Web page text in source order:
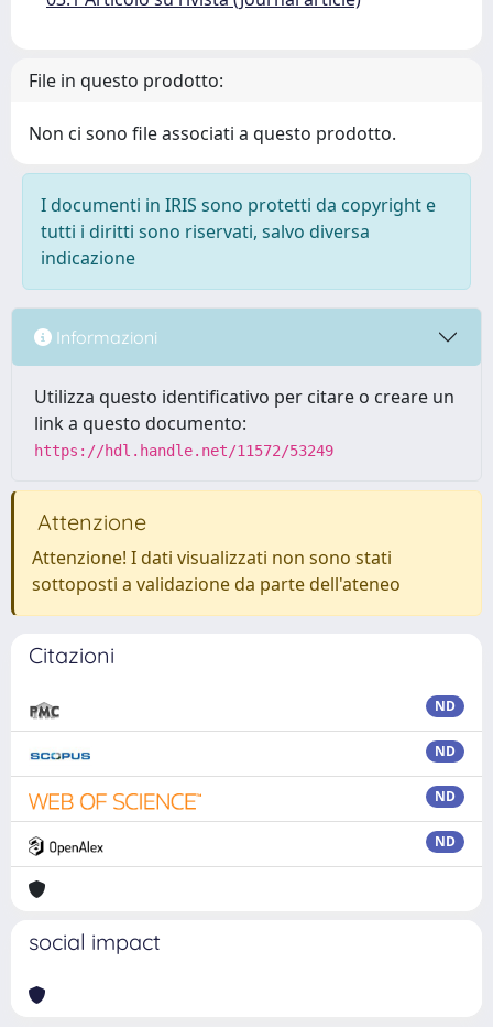
File in questo prodotto:
Non ci sono file associati a questo prodotto.
I documenti in IRIS sono protetti da copyright e
tutti i diritti sono riservati, salvo diversa
indicazione
Informazioni
Utilizza questo identificativo per citare o creare un
link a questo documento:
https://hdl.handle.net/11572/53249
Attenzione
Attenzione! I dati visualizzati non sono stati
sottoposti a validazione da parte dell'ateneo
Citazioni
ND
ND
ND
ND
social impact